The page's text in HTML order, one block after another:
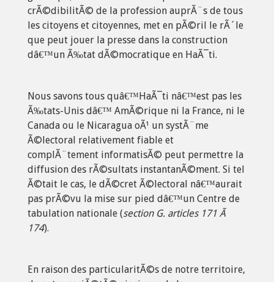
crÃ©dibilitÃ© de la profession auprÃ¨s de tous
les citoyens et citoyennes, met en pÃ©ril le rÃ´le
que peut jouer la presse dans la construction
dâ€™un Ã‰tat dÃ©mocratique en HaÃ¯ti.
Nous savons tous quâ€™HaÃ¯ti nâ€™est pas les
Ã‰tats-Unis dâ€™ AmÃ©rique ni la France, ni le
Canada ou le Nicaragua oÃ¹ un systÃ¨me
Ã©lectoral relativement fiable et
complÃ¨tement informatisÃ© peut permettre la
diffusion des rÃ©sultats instantanÃ©ment. Si tel
Ã©tait le cas, le dÃ©cret Ã©lectoral nâ€™aurait
pas prÃ©vu la mise sur pied dâ€™un Centre de
tabulation nationale (section G. articles 171 Ã
174).
En raison des particularitÃ©s de notre territoire,